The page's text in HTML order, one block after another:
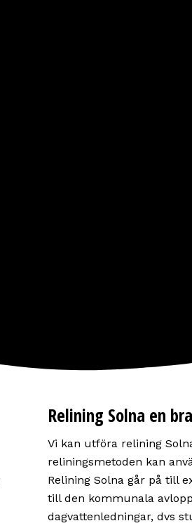
Relining Solna en
Vi kan utföra relining
reliningsmetoden kan
Relining Solna går på till
till den kommunala
dagvattenledningar, dvs